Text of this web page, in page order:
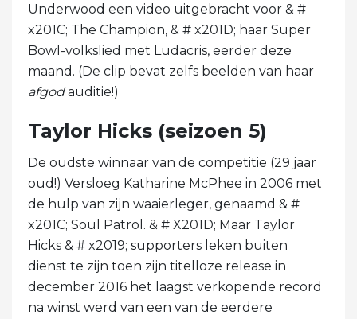
Underwood een video uitgebracht voor & #
x201C; The Champion, & # x201D; haar Super
Bowl-volkslied met Ludacris, eerder deze
maand. (De clip bevat zelfs beelden van haar
afgodauditie!)
Taylor Hicks (seizoen 5)
De oudste winnaar van de competitie (29 jaar
oud!) Versloeg Katharine McPhee in 2006 met
de hulp van zijn waaierleger, genaamd & #
x201C; Soul Patrol. & # X201D; Maar Taylor
Hicks & # x2019; supporters leken buiten
dienst te zijn toen zijn titelloze release in
december 2016 het laagst verkopende record
na winst werd van een van de eerdere